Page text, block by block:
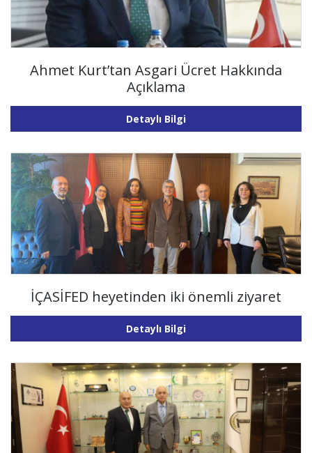
Ahmet Kurt’tan Asgari Ücret Hakkında
Açıklama
Detaylı Bilgi
İÇASİFED heyetinden iki önemli ziyaret
Detaylı Bilgi